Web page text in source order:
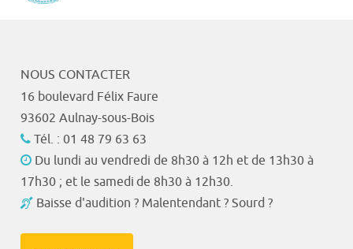
NOUS CONTACTER
16 boulevard Félix Faure
93602 Aulnay-sous-Bois
Tél. : 01 48 79 63 63
Du lundi au vendredi de 8h30 à 12h et de 13h30 à
17h30 ; et le samedi de 8h30 à 12h30.
Baisse d'audition ? Malentendant ? Sourd ?